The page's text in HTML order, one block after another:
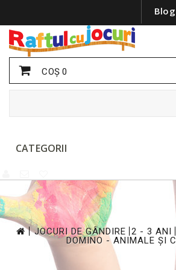
Blog
COŞ0
CATEGORII
>
JOCURI DE GÂNDIRE 2 - 3 ANI
DOMINO - ANIMALE ȘI